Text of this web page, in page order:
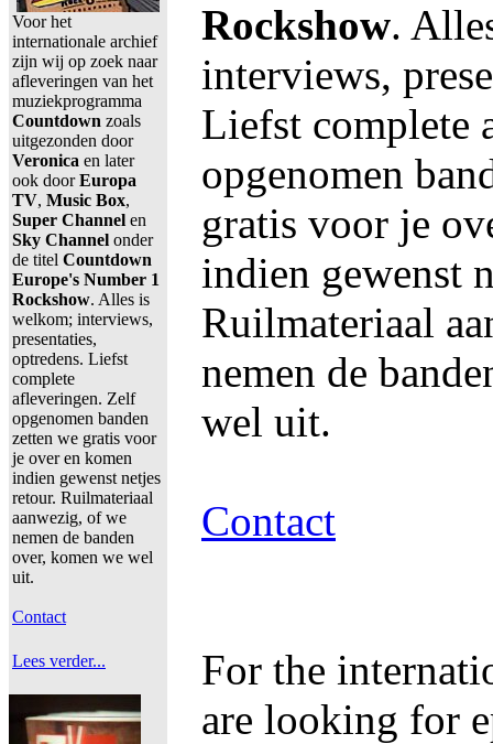
Voor het
internationale archief
zijn wij op zoek naar
afleveringen van het
muziekprogramma
Countdown zoals
uitgezonden door
Veronica en later
ook doorEuropa
TV, Music Box,
Super Channel en
Sky Channel onder
de titel Countdown
Europe's Number 1
Rockshow. Alles is
welkom; interviews,
presentaties,
optredens. Liefst
complete
afleveringen. Zelf
opgenomen banden
zetten we gratis voor
je over en komen
indien gewenst netjes
retour. Ruilmateriaal
aanwezig, of we
nemen de banden
over, komen we wel
uit.
Contact
Lees verder...
Rockshow.
interviews,
Liefst complete
opgenomen
gratis voor je
indien gewenst
Ruilmateriaal
nemen de
wel uit.
Contact
For the
are looking for